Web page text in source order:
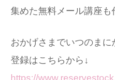
集めた無料メール講座も
おかげさまでいつのまに
登録はこちらから↓
https://